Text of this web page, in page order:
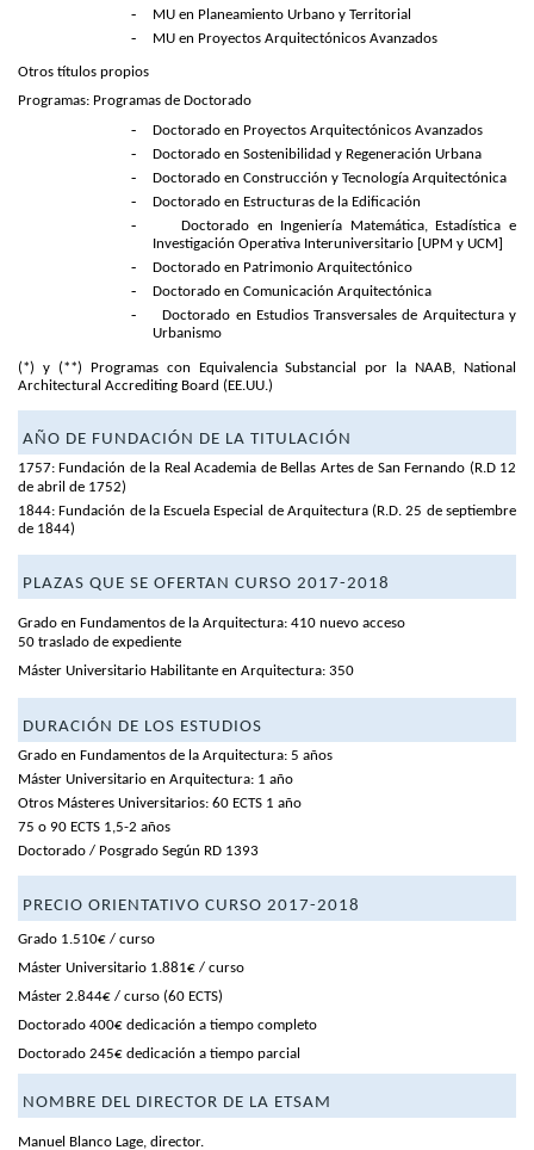
- MU en Planeamiento Urbano y Territorial
- MU en Proyectos Arquitectónicos Avanzados
Otros títulos propios
Programas: Programas de Doctorado
- Doctorado en Proyectos Arquitectónicos Avanzados
- Doctorado en Sostenibilidad y Regeneración Urbana
- Doctorado en Construcción y Tecnología Arquitectónica
- Doctorado en Estructuras de la Edificación
-
Doctorado en Ingeniería Matemática, Estadística e
Investigación Operativa Interuniversitario [UPM y UCM]
- Doctorado en Patrimonio Arquitectónico
- Doctorado en Comunicación Arquitectónica
-
Doctorado en Estudios Transversales de Arquitectura y
Urbanismo
(*) y (**) Programas con Equivalencia Substancial por la NAAB, National
Architectural Accrediting Board (EE.UU.)
AÑO DE FUNDACIÓN DE LA TITULACIÓN
1757: Fundación de la Real Academia de Bellas Artes de San Fernando (R.D 12
de abril de 1752)
1844: Fundación de la Escuela Especial de Arquitectura (R.D. 25 de septiembre
de 1844)
PLAZAS QUE SE OFERTAN CURSO 2017-2018
Grado en Fundamentos de la Arquitectura: 410 nuevo acceso
50 traslado de expediente
Máster Universitario Habilitante en Arquitectura: 350
DURACIÓN DE LOS ESTUDIOS
Grado en Fundamentos de la Arquitectura: 5 años
Máster Universitario en Arquitectura: 1 año
Otros Másteres Universitarios: 60 ECTS 1 año
75 o 90 ECTS 1,5-2 años
Doctorado / Posgrado Según RD 1393
PRECIO ORIENTATIVO CURSO 2017-2018
Grado 1.510€ / curso
Máster Universitario 1.881€ / curso
Máster 2.844€ / curso (60 ECTS)
Doctorado 400€ dedicación a tiempo completo
Doctorado 245€ dedicación a tiempo parcial
NOMBRE DEL DIRECTOR DE LA ETSAM
Manuel Blanco Lage, director.